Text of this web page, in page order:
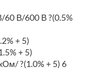
В/600 В ?(0.5%
+ 5)
+ 5)
?(1.0% + 5) 6